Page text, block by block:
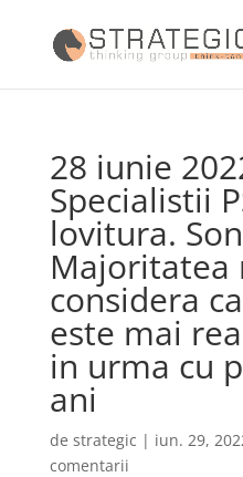
28 iunie
Specialistii
lovitura.
considera
este mai
in urma cu
ani
de strategic | iun. 29,
comentarii